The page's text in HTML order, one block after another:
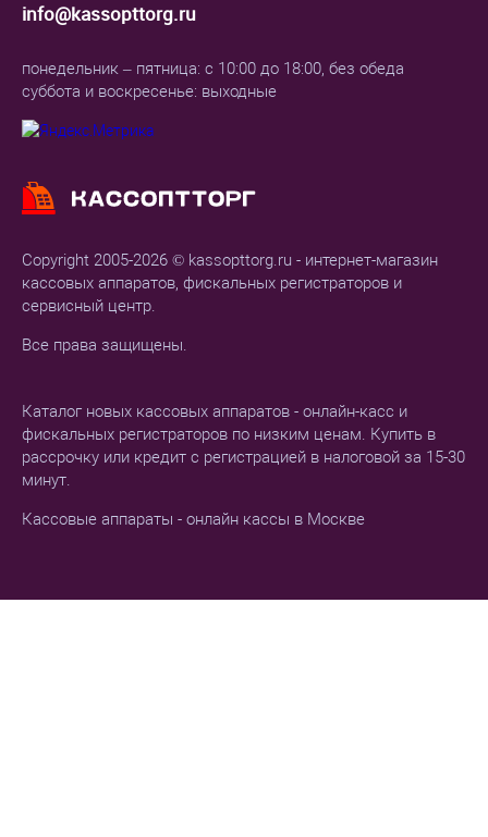
Copyright 2005-2026 © kassopttorg.ru - интернет-магазин
кассовых аппаратов, фискальных регистраторов и
сервисный центр.
Все права защищены.
Каталог новых кассовых аппаратов - онлайн-касс и
фискальных регистраторов по низким ценам. Купить в
рассрочку или кредит с регистрацией в налоговой за 15-30
минут.
Кассовые аппараты - онлайн кассы в Москве
info@kassopttorg.ru
понедельник – пятница: с 10:00 до 18:00, без обеда
суббота и воскресенье: выходные